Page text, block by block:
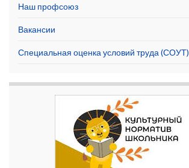
Наш профсоюз
Вакансии
Специальная оценка условий труда (СОУТ)